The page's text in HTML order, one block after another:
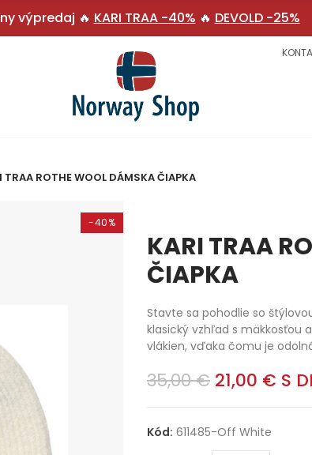
výpredaj 🔥 KARI TRAA -40% 🔥 DEVOLD -25%
TRAA ROTHE WOOL DÁMSKA ČIAPKA
-40%
KARI TRAA
ČIAPKA
Stavte sa pohodlie so
klasický vzhľad s mäkkosťou
vlákien, vďaka čomu je
35,00 € 21,00 € S
Kód: 611485-Off White